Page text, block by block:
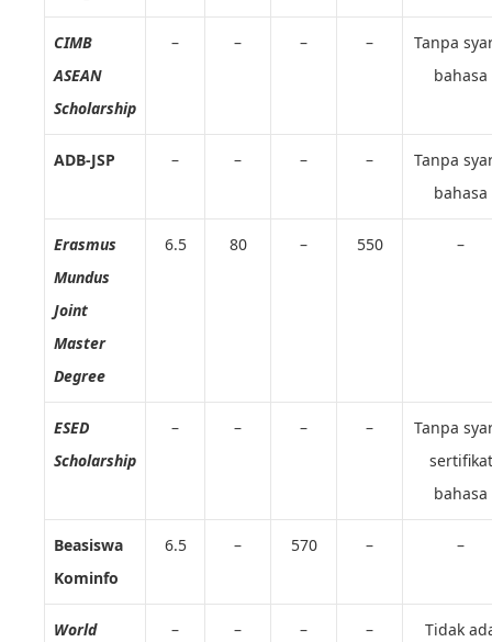
CIMB
ASEAN
Scholarship
– – – –
Tanpa
bahasa
ADB-JSP – – – –
Tanpa
bahasa
Erasmus
Mundus
Joint
Master
Degree
6.5 80 – 550 –
ESED
Scholarship
– – – –
Tanpa
sertifikat
bahasa
Beasiswa
Kominfo
6.5 – 570 – –
World
– – – –
Tidak